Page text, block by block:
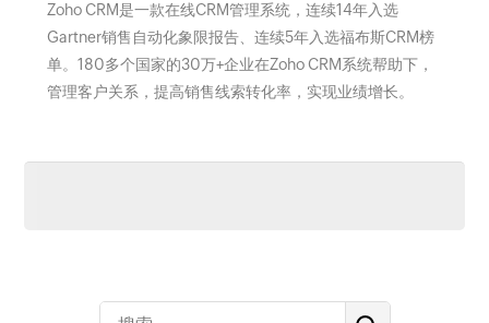
Zoho CRM是一款在线CRM管理系统，连续14年入选
Gartner销售自动化象限报告、连续5年入选福布斯CRM榜
单。180多个国家的30万+企业在Zoho CRM系统帮助下，
管理客户关系，提高销售线索转化率，实现业绩增长。